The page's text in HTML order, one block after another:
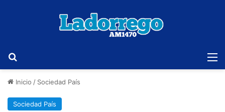
Inicio / Sociedad País
Sociedad País